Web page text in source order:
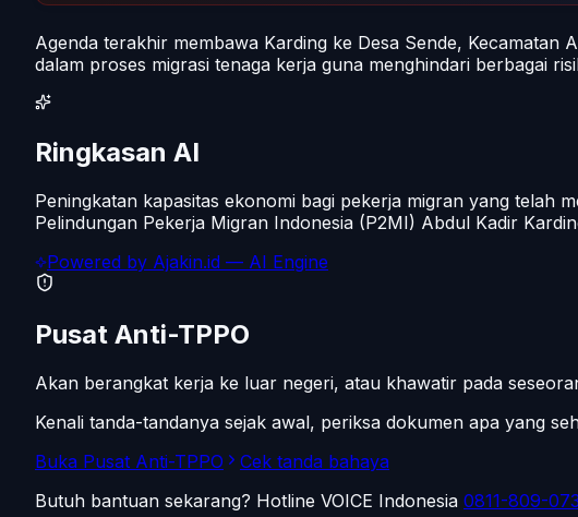
Agenda terakhir membawa Karding ke Desa Sende,
dalam proses migrasi tenaga kerja guna menghindari berbagai
Ringkasan AI
Peningkatan kapasitas ekonomi bagi pekerja migran yang telah
Pelindungan Pekerja Migran Indonesia (P2MI) Abdul Kadir
Powered by Ajakin.id — AI Engine
Pusat Anti-TPPO
Akan berangkat kerja ke luar negeri, atau khawatir pada
Kenali tanda-tandanya sejak awal, periksa dokumen apa yang
Buka Pusat Anti-TPPO
Cek tanda bahaya
Butuh bantuan sekarang? Hotline VOICE Indonesia 0811-809-073